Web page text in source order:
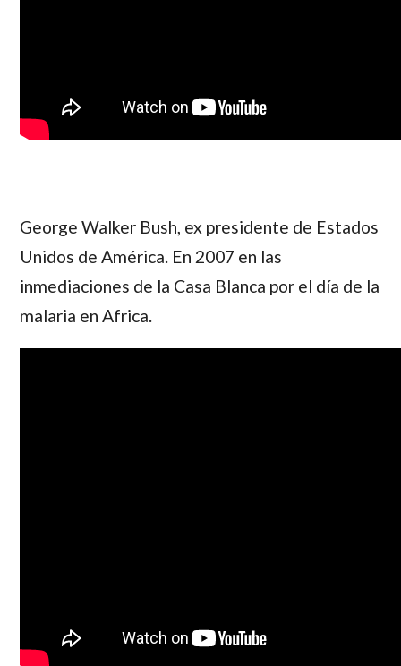
George Walker Bush, ex presidente de Estados
Unidos de América. En 2007 en las
inmediaciones de la Casa Blanca por el día de la
malaria en Africa.